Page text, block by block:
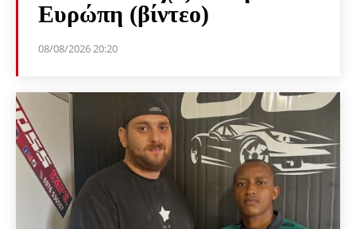
Ευρώπη (βίντεο)
08/08/2026 20:20